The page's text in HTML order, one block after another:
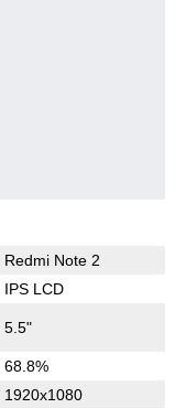
Redmi Note 2
IPS LCD
5.5"
68.8%
1920x1080